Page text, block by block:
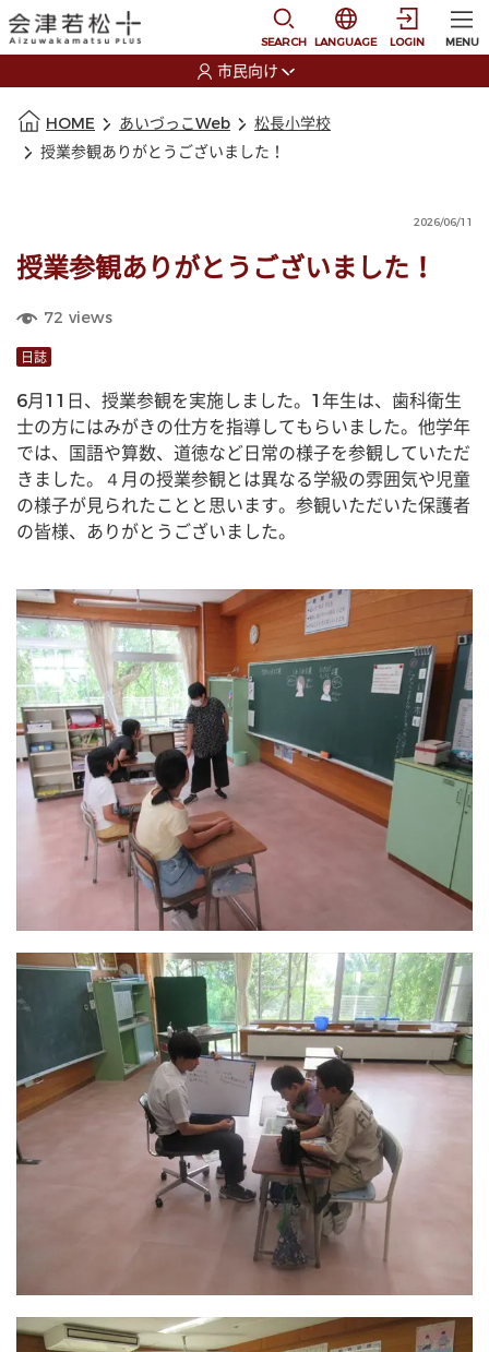
SEARCH
選択すると言語の切
LANGUAGE LOGIN MENU
市民向け
HOME あいづっこWeb
松長小学校
授業参観ありがとうございました！
2026/06/11
授業参観ありがとうございました！
72 views
日誌
6月11日、授業参観を実施しました。1年生は、歯科衛生
士の方にはみがきの仕方を指導してもらいました。他学年
では、国語や算数、道徳など日常の様子を参観していただ
きました。４月の授業参観とは異なる学級の雰囲気や児童
の様子が見られたことと思います。参観いただいた保護者
の皆様、ありがとうございました。